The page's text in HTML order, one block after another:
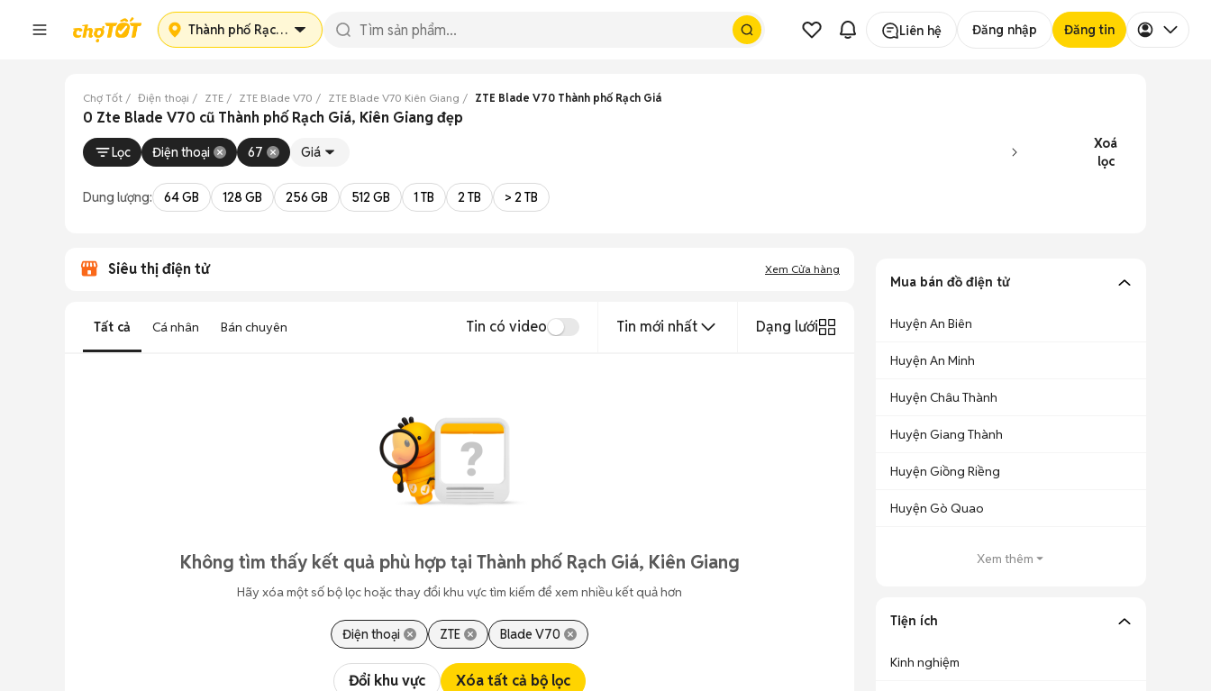
Thành phố Rạch Giá Liên hệ Đăng nhập Đăng tin
Chợ Tốt Điện thoại ZTE ZTE Blade V70 ZTE Blade V70 Kiên Giang ZTE Blade V70 Thành phố Rạch Giá
0 Zte Blade V70 cũ Thành phố Rạch Giá, Kiên Giang đẹp
Lọc Điện thoại 67 Giá
Xoá
lọc
Dung lượng: 64 GB 128 GB 256 GB 512 GB 1 TB 2 TB > 2 TB
Siêu thị điện tử Xem Cửa hàng
Tất cả Cá nhân Bán chuyên Tin có video Tin mới nhất Dạng lưới
Không tìm thấy kết quả phù hợp tại Thành phố Rạch Giá, Kiên Giang
Hãy xóa một số bộ lọc hoặc thay đổi khu vực tìm kiếm để xem nhiều kết quả hơn
Điện thoại ZTE Blade V70
Đổi khu vực Xóa tất cả bộ lọc
Mua bán đồ điện tử
Huyện An Biên
Huyện An Minh
Huyện Châu Thành
Huyện Giang Thành
Huyện Giồng Riềng
Huyện Gò Quao
Xem thêm
Tiện ích
Kinh nghiệm